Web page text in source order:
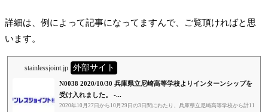
詳細は、例によって記事になってますんで、ご覧頂ければと思
います。
stainlessjoint.jp 外部サイト
N0038 2020/10/30 兵庫県立尼崎高等学校よりインターンシップを
受け入れました。 -...
2020年10月27日から10月29日の3日間にわたり、兵庫県立尼崎高等学校から計11